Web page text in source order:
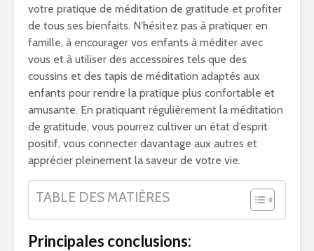
votre pratique de méditation de gratitude et profiter
de tous ses bienfaits. N’hésitez pas à pratiquer en
famille, à encourager vos enfants à méditer avec
vous et à utiliser des accessoires tels que des
coussins et des tapis de méditation adaptés aux
enfants pour rendre la pratique plus confortable et
amusante. En pratiquant régulièrement la méditation
de gratitude, vous pourrez cultiver un état d’esprit
positif, vous connecter davantage aux autres et
apprécier pleinement la saveur de votre vie.
TABLE DES MATIÈRES
Principales conclusions: